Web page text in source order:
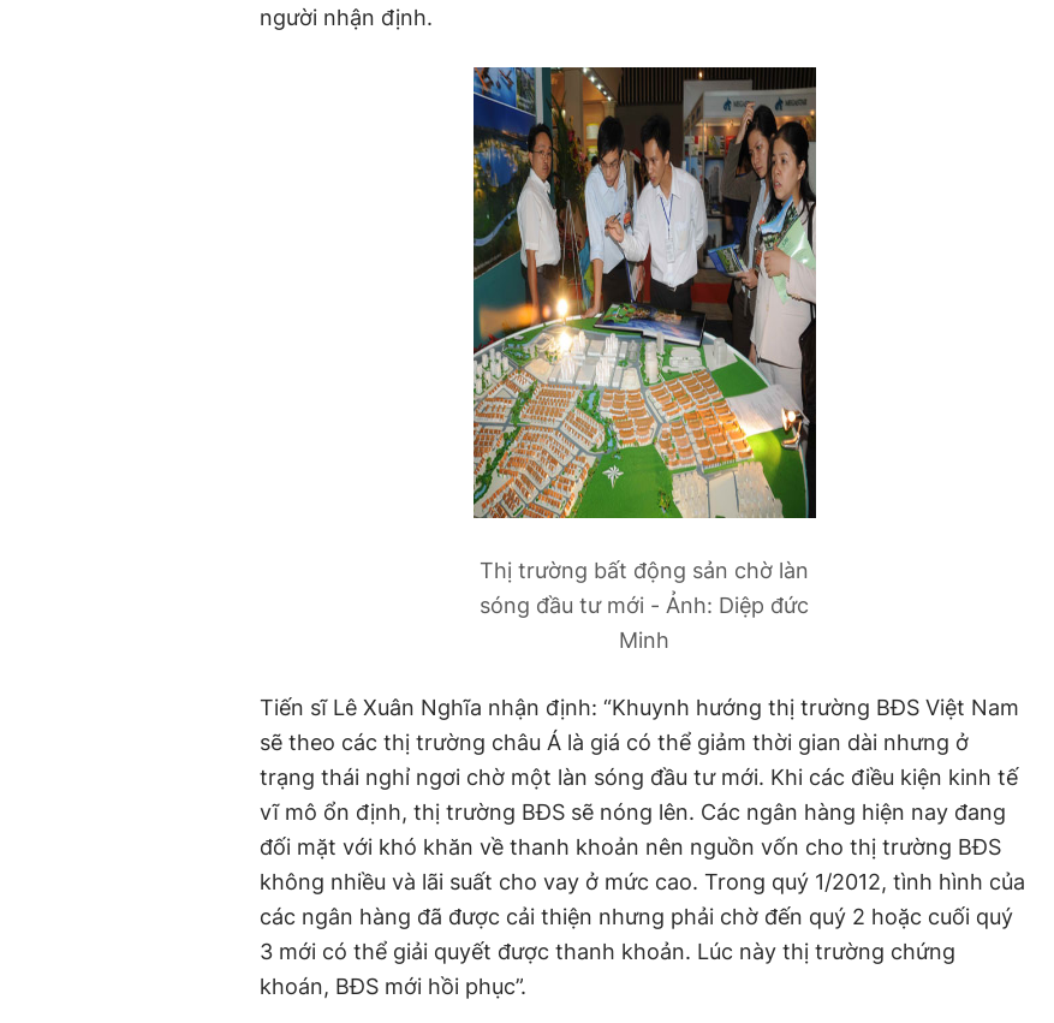
người nhận định.
Thị trường bất động sản chờ làn
sóng đầu tư mới - Ảnh: Diệp đức
Minh
Tiến sĩ Lê Xuân Nghĩa nhận định: “Khuynh hướng thị trường BĐS Việt Nam
sẽ theo các thị trường châu Á là giá có thể giảm thời gian dài nhưng ở
trạng thái nghỉ ngơi chờ một làn sóng đầu tư mới. Khi các điều kiện kinh tế
vĩ mô ổn định, thị trường BĐS sẽ nóng lên. Các ngân hàng hiện nay đang
đối mặt với khó khăn về thanh khoản nên nguồn vốn cho thị trường BĐS
không nhiều và lãi suất cho vay ở mức cao. Trong quý 1/2012, tình hình của
các ngân hàng đã được cải thiện nhưng phải chờ đến quý 2 hoặc cuối quý
3 mới có thể giải quyết được thanh khoản. Lúc này thị trường chứng
khoán, BĐS mới hồi phục”.